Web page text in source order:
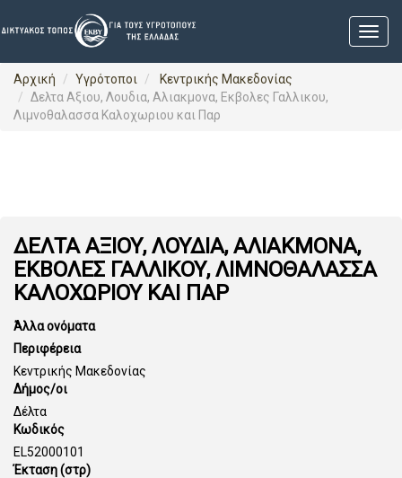
Αρχική Υγρότοποι
Κεντρικής Μακεδονίας
Δελτα Αξιου, Λουδια, Αλιακμονα, Εκβολες Γαλλικου,
Λιμνοθαλασσα Καλοχωριου και Παρ
ΔΕΛΤΑ ΑΞΙΟΥ, ΛΟΥΔΙΑ, ΑΛΙΑΚΜΟΝΑ,
ΕΚΒΟΛΕΣ ΓΑΛΛΙΚΟΥ, ΛΙΜΝΟΘΑΛΑΣΣΑ
ΚΑΛΟΧΩΡΙΟΥ ΚΑΙ ΠΑΡ
Άλλα ονόματα
Περιφέρεια
Κεντρικής Μακεδονίας
Δήμος/οι
Δέλτα
Κωδικός
EL52000101
Έκταση (στρ)